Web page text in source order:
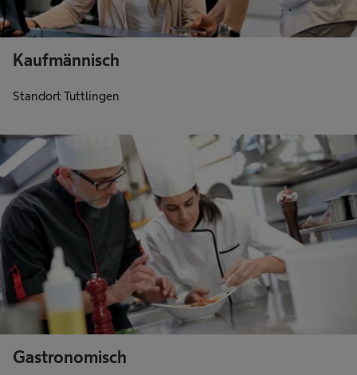
Kaufmännisch
Standort Tuttlingen
Gastronomisch